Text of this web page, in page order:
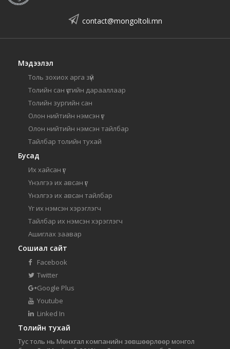
contact@mongoltoli.mn
Мэдээлэл
Толь зохиох арга зүй
Толийн сан үсгийн дарааллаар
Толийн зургийн сан
Олон нийтийн нэмсэн үг
Олон нийтийн нэмсэн тайлбар
Тайлбар толийн тухай
Бусад
Их хайсан үг
Үнэлгээ их авсан үг
Үнэлгээ их авсан тайлбар
Үг их нэмсэн хэрэглэгч
Тайлбар их нэмсэн хэрэглэгч
Ашиглах заавар
Сошиал сайт
Facebook
Twitter
Google Plus
Youtube
Linked In
Толийн тухай
Тус толь нь Мөнхгал компанийн зөвшөөрлөөр монгол